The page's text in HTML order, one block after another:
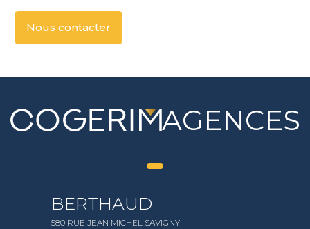
Nous contacter
AGENCES
BERTHAUD
580 RUE JEAN MICHEL SAVIGNY